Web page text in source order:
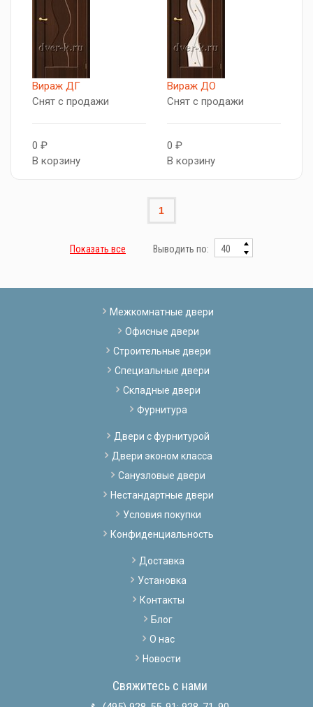
Вираж ДГ
Снят с продажи
0 ₽
В корзину
Вираж ДО
Снят с продажи
0 ₽
В корзину
1
Показать все Выводить по:
Межкомнатные двери
Офисные двери
Строительные двери
Специальные двери
Складные двери
Фурнитура
Двери с фурнитурой
Двери эконом класса
Санузловые двери
Нестандартные двери
Условия покупки
Конфиденциальность
Доставка
Установка
Контакты
Блог
О нас
Новости
Свяжитесь с нами